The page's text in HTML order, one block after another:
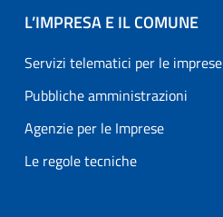
L’IMPRESA E IL COMUNE
Servizi telematici per le imprese
Pubbliche amministrazioni
Agenzie per le Imprese
Le regole tecniche